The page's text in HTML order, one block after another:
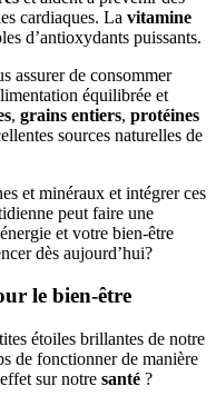
cardiaques. La vitamine
d’antioxydants puissants.
assurer de consommer
équilibrée et
, grains entiers, protéines
sources naturelles de
et minéraux et intégrer ces
peut faire une
et votre bien-être
dès aujourd’hui?
le bien-être
étoiles brillantes de notre
de fonctionner de manière
sur notre santé ?